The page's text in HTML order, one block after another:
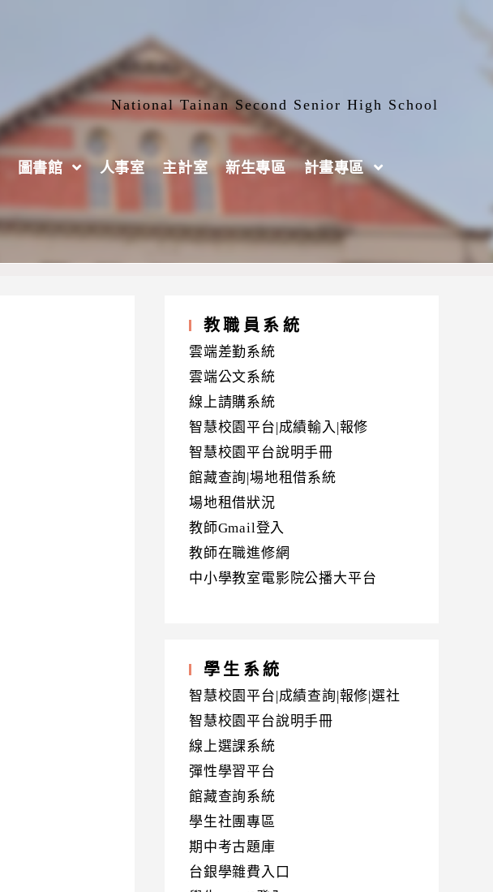
National Tainan Second Senior High School
圖書館 人事室 主計室 新生專區 計畫專區
教職員系統
雲端差勤系統
雲端公文系統
線上請購系統
智慧校園平台|成績輸入|報修
智慧校園平台說明手冊
館藏查詢|場地租借系統
場地租借狀況
教師Gmail登入
教師在職進修網
中小學教室電影院公播大平台
學生系統
智慧校園平台|成績查詢|報修|選社
智慧校園平台說明手冊
線上選課系統
彈性學習平台
館藏查詢系統
學生社團專區
期中考古題庫
台銀學雜費入口